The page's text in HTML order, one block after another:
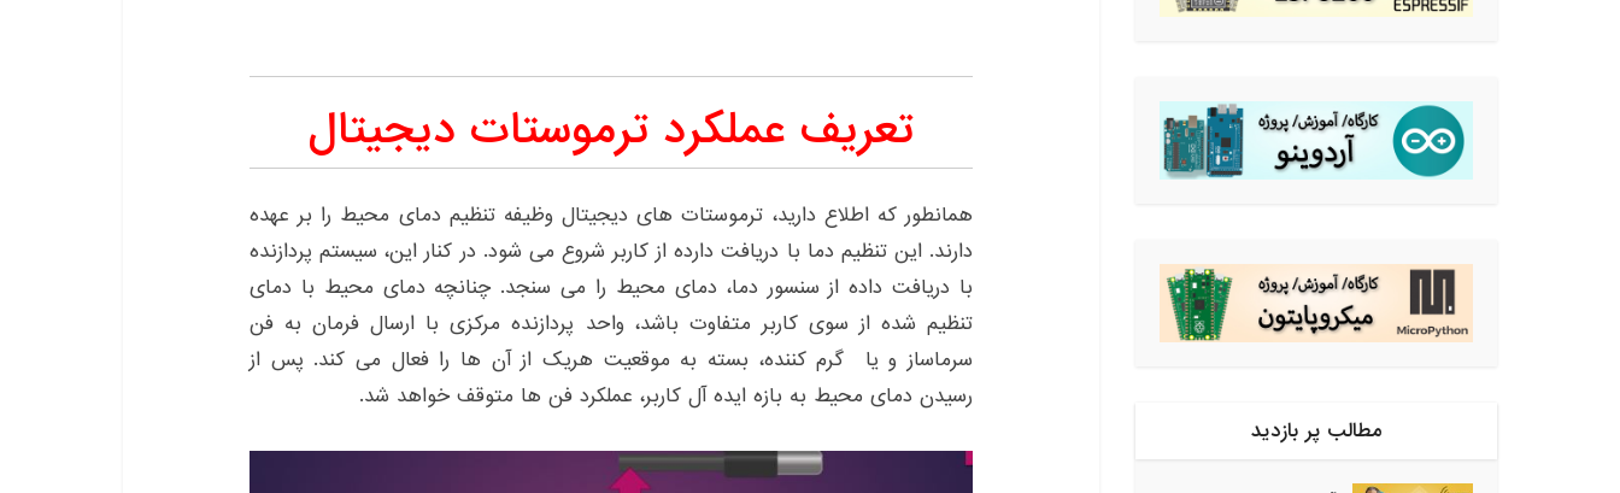
تعریف عملکرد ترموستات دیجیتال
همانطور که اطلاع دارید، ترموستات های دیجیتال وظیفه تنظیم دمای محیط را بر عهده
دارند. این تنظیم دما با دریافت دارده از کاربر شروع می شود. در کنار این، سیستم پردازنده
با دریافت داده از سنسور دما، دمای محیط را می سنجد. چنانچه دمای محیط با دمای
تنظیم شده از سوی کاربر متفاوت باشد، واحد پردازنده مرکزی با ارسال فرمان به فن
سرماساز و یا گرم کننده، بسته به موقعیت هریک از آن ها را فعال می کند. پس از
رسیدن دمای محیط به بازه ایده آل کاربر، عملکرد فن ها متوقف خواهد شد.
مطالب پر بازدید